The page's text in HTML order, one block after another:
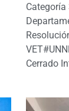
Categoría
Cerrado